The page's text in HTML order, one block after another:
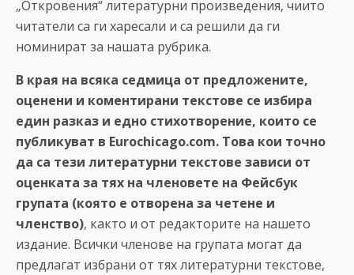
„Откровения“ литературни произведения, чиито
читатели са ги харесали и са решили да ги
номинират за нашата рубрика.
В края на всяка седмица от предложените,
оценени и коментирани текстове се избира
един разказ и едно стихотворение, които се
публикуват в Eurochicago.com. Това кои точно
да са тези литературни текстове зависи от
оценката за тях на членовете на Фейсбук
групата (която е отворена за четене и
членство), както и от редакторите на нашето
издание. Всички членове на групата могат да
предлагат избрани от тях литературни текстове,